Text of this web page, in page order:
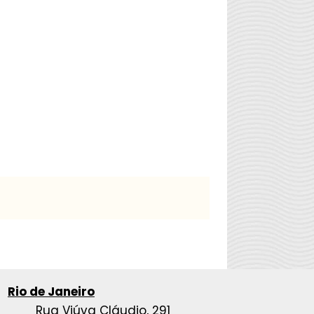
Rio de Janeiro
Rua Viúva Cláudio, 291